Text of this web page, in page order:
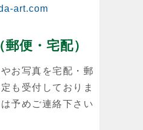
art.com
便・宅配）
お写真を宅配・郵
も受付しておりま
予めご連絡下さい